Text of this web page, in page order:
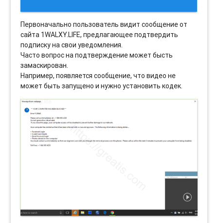
Первоначально пользователь видит сообщение от
сайта 1WALXY.LIFE, предлагающее подтвердить
подписку на свои уведомления.
Часто вопрос на подтверждение может бысть
замаскирован.
Например, появляется сообщение, что видео не
может быть запущено и нужно установить кодек.